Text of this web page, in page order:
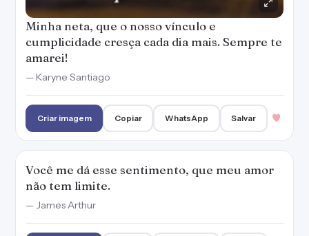
Minha neta, que o nosso vínculo e
cumplicidade cresça cada dia mais. Sempre te
amarei!
— Karyne Santiago
Criar imagem Copiar WhatsApp Salvar
Você me dá esse sentimento, que meu amor
não tem limite.
— James Arthur